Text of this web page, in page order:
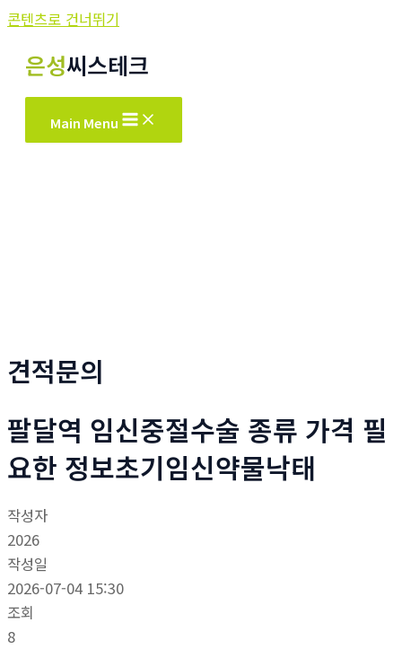
콘텐츠로 건너뛰기
은성씨스테크
Main Menu
견적문의
팔달역 임신중절수술 종류 가격 필
요한 정보초기임신약물낙­태
작성자
2026
작성일
2026-07-04 15:30
조회
8